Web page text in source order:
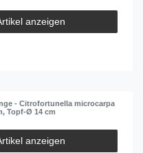
anzeigen
- Citrofortunella microcarpa
Topf-Ø 14 cm
anzeigen